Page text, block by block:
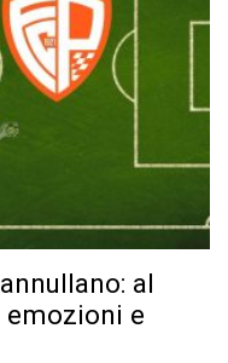
al
emozioni e